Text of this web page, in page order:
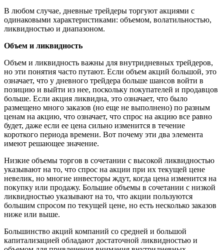
В любом случае, дневные трейдеры торгуют акциями с
одинаковыми характеристиками: объемом, волатильностью,
ликвидностью и диапазоном.
Объем и ликвидность
Объем и ликвидность важны для внутридневных трейдеров,
но эти понятия часто путают. Если объем акций большой, это
означает, что у дневного трейдера больше шансов войти в
позицию и выйти из нее, поскольку покупателей и продавцов
больше. Если акция ликвидна, это означает, что было
размещено много заказов (но еще не выполнено) по разным
ценам на акцию, что означает, что спрос на акцию все равно
будет, даже если ее цена сильно изменится в течение
короткого периода времени. Вот почему эти два элемента
имеют решающее значение.
Низкие объемы торгов в сочетании с высокой ликвидностью
указывают на то, что спрос на акции при их текущей цене
невелик, но многие инвесторы ждут, когда цена изменится на
покупку или продажу. Большие объемы в сочетании с низкой
ликвидностью указывают на то, что акции пользуются
большим спросом по текущей цене, но есть несколько заказов
ниже или выше.
Большинство акций компаний со средней и большой
капитализацией обладают достаточной ликвидностью и